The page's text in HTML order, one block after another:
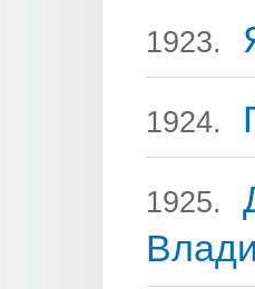
1923.
1924.
1925.